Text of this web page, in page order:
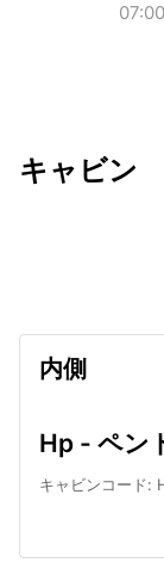
キャビン
内側
Hp - ペン
キャビンコード: